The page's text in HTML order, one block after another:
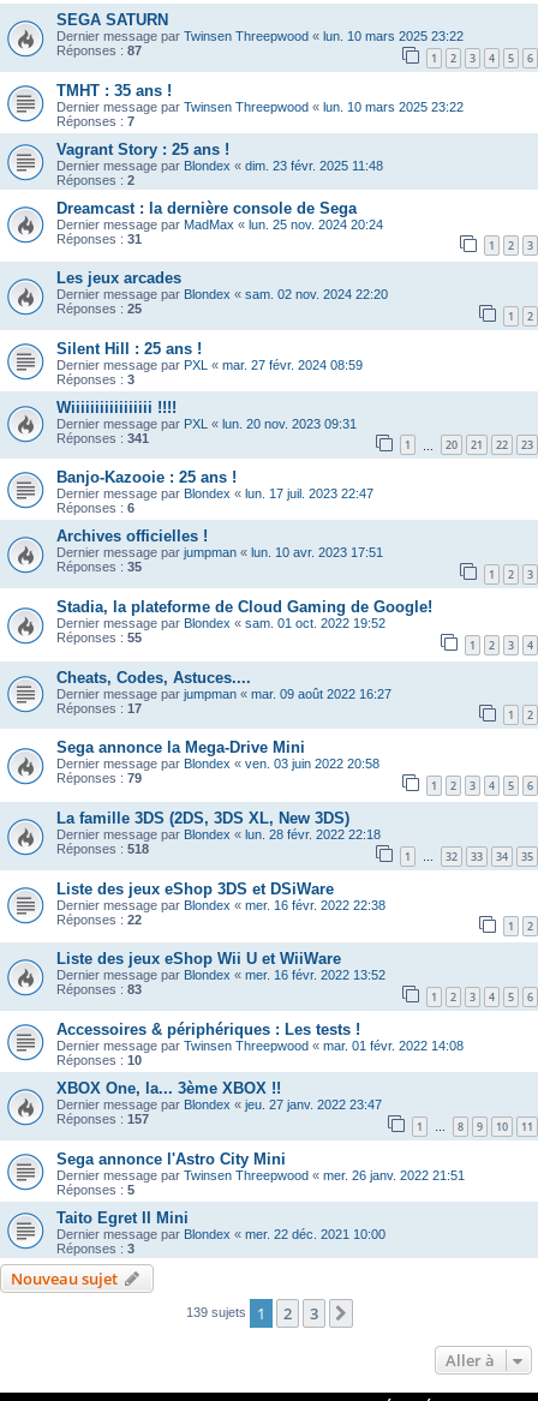
SEGA SATURN
Dernier message par Twinsen Threepwood « lun. 10 mars 2025 23:22
Réponses : 87 1 2 3 4 5 6
TMHT : 35 ans !
Dernier message par Twinsen Threepwood « lun. 10 mars 2025 23:22
Réponses : 7
Vagrant Story : 25 ans !
Dernier message par Blondex « dim. 23 févr. 2025 11:48
Réponses : 2
Dreamcast : la dernière console de Sega
Dernier message par MadMax « lun. 25 nov. 2024 20:24
Réponses : 31 1 2 3
Les jeux arcades
Dernier message par Blondex « sam. 02 nov. 2024 22:20
Réponses : 25 1 2
Silent Hill : 25 ans !
Dernier message par PXL « mar. 27 févr. 2024 08:59
Réponses : 3
Wiiiiiiiiiiiiiiiii !!!!
Dernier message par PXL « lun. 20 nov. 2023 09:31
Réponses : 341 1 20 21 22 23
Banjo-Kazooie : 25 ans !
Dernier message par Blondex « lun. 17 juil. 2023 22:47
Réponses : 6
Archives officielles !
Dernier message par jumpman « lun. 10 avr. 2023 17:51
Réponses : 35 1 2 3
Stadia, la plateforme de Cloud Gaming de Google!
Dernier message par Blondex « sam. 01 oct. 2022 19:52
Réponses : 55 1 2 3 4
Cheats, Codes, Astuces....
Dernier message par jumpman « mar. 09 août 2022 16:27
Réponses : 17 1 2
Sega annonce la Mega-Drive Mini
Dernier message par Blondex « ven. 03 juin 2022 20:58
Réponses : 79 1 2 3 4 5 6
La famille 3DS (2DS, 3DS XL, New 3DS)
Dernier message par Blondex « lun. 28 févr. 2022 22:18
Réponses : 518 1 … 32 33 34 35
Liste des jeux eShop 3DS et DSiWare
Dernier message par Blondex « mer. 16 févr. 2022 22:38
Réponses : 22 1 2
Liste des jeux eShop Wii U et WiiWare
Dernier message par Blondex « mer. 16 févr. 2022 13:52
Réponses : 83 1 2 3 4 5 6
Accessoires & périphériques : Les tests !
Dernier message par Twinsen Threepwood « mar. 01 févr. 2022 14:08
Réponses : 10
XBOX One, la... 3ème XBOX !!
Dernier message par Blondex « jeu. 27 janv. 2022 23:47
Réponses : 157 1 … 8 9 10 11
Sega annonce l'Astro City Mini
Dernier message par Twinsen Threepwood « mer. 26 janv. 2022 21:51
Réponses : 5
Taito Egret II Mini
Dernier message par Blondex « mer. 22 déc. 2021 10:00
Réponses : 3
Nouveau sujet
139 sujets 1 2 3
Aller à